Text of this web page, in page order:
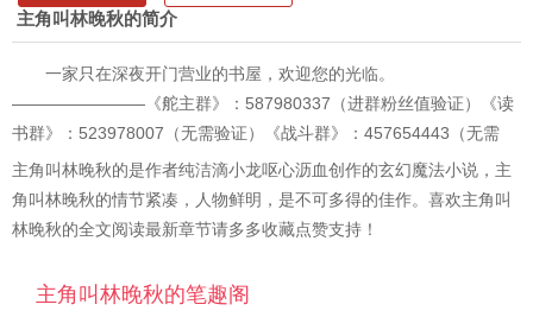
主角叫林晚秋的简介
一家只在深夜开门营业的书屋，欢迎您的光临。
————————《舵主群》：587980337（进群粉丝值验证）《读
书群》：523978007（无需验证）《战斗群》：457654443（无需
主角叫林晚秋的是作者纯洁滴小龙呕心沥血创作的玄幻魔法小说，主
角叫林晚秋的情节紧凑，人物鲜明，是不可多得的佳作。喜欢主角叫
林晚秋的全文阅读最新章节请多多收藏点赞支持！
主角叫林晚秋的笔趣阁